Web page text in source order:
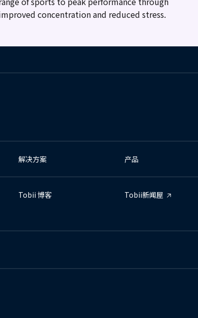
concentration and reduced stress.
解决方案 产品
Tobii 博客 Tobii新闻屋